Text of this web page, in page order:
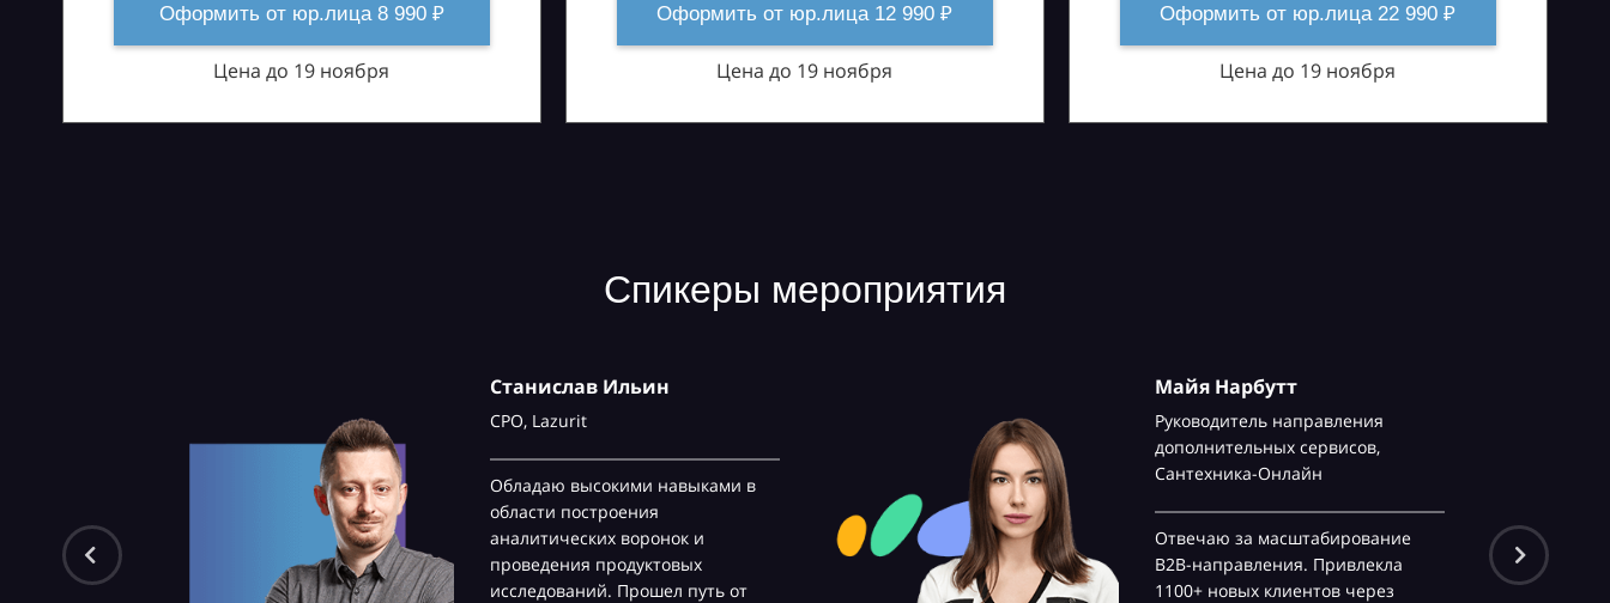
Оформить от юр.лица 8 990 ₽
Цена до 19 ноября
Оформить от юр.лица 12 990 ₽
Цена до 19 ноября
Оформить от юр.лица 22 990 ₽
Цена до 19 ноября
Спикеры мероприятия
Станислав Ильин
CPO, Lazurit
Обладаю высокими навыками в
области построения
аналитических воронок и
проведения продуктовых
исследований. Прошел путь от
Майя Нарбутт
Руководитель направления
дополнительных сервисов,
Сантехника-Онлайн
Отвечаю за масштабирование
B2B-направления. Привлекла
1100+ новых клиентов через